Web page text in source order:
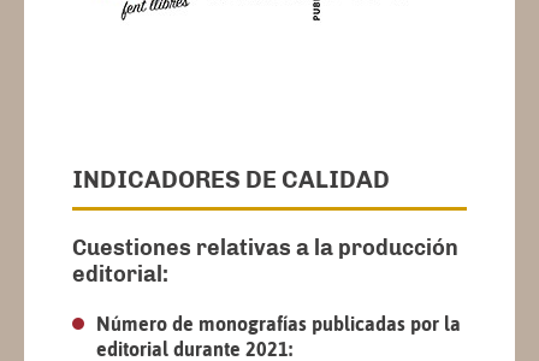
INDICADORES DE CALIDAD
Cuestiones relativas a la producción
editorial:
Número de monografías publicadas por la
editorial durante 2021: